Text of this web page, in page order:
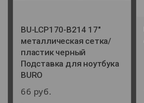
BU-LCP170-B214 17"
металлическая сетка/
пластик черный
Подставка для ноутбука
BURO
66 руб.